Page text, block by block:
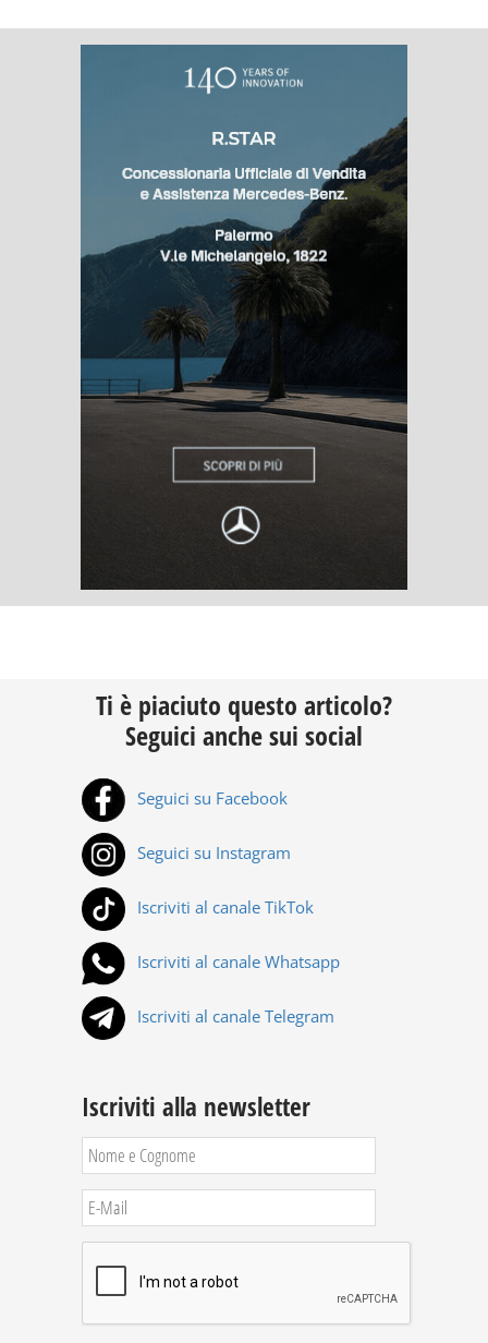
Ti è piaciuto questo articolo?
Seguici anche sui social
Seguici su Facebook
Seguici su Instagram
Iscriviti al canale TikTok
Iscriviti al canale Whatsapp
Iscriviti al canale Telegram
Iscriviti alla newsletter